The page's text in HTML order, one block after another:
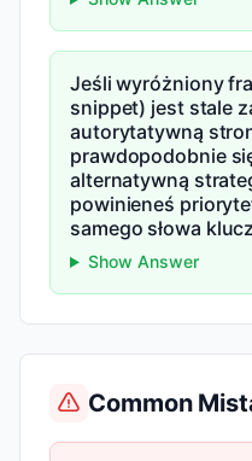
Jeśli wyróżniony
snippet) jest stale
autorytatywną
prawdopodobnie
alternatywną
powinieneś
samego słowa
Show Answer
Common